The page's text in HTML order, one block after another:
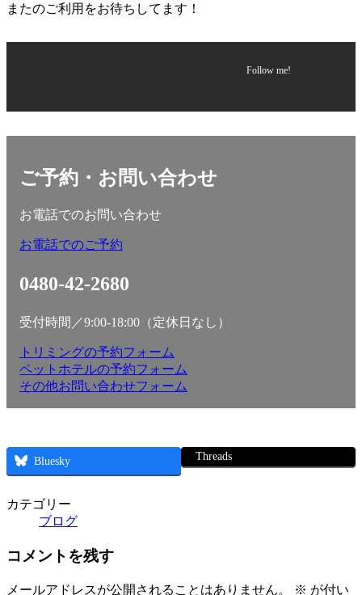
またのご利用をお待ちしてます！
Follow me!
ご予約・お問い合わせ
お電話でのお問い合わせ
お電話でのご予約
0480-42-2680
受付時間／9:00-18:00（定休日なし）
トリミングの予約フォーム
ペットホテルの予約フォーム
その他お問い合わせフォーム
Bluesky Threads
カテゴリー
ブログ
コメントを残す
メールアドレスが公開されることはありません。 ※ が付い